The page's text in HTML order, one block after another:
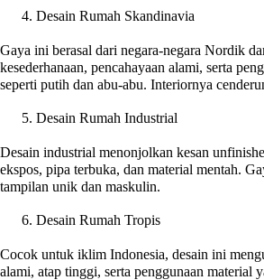
Desain Rumah Skandinavia
Gaya ini berasal dari negara-negara Nordik
kesederhanaan, pencahayaan alami, serta
seperti putih dan abu-abu. Interiornya
Desain Rumah Industrial
Desain industrial menonjolkan kesan
ekspos, pipa terbuka, dan material mentah.
tampilan unik dan maskulin.
Desain Rumah Tropis
Cocok untuk iklim Indonesia, desain ini
alami, atap tinggi, serta penggunaan material